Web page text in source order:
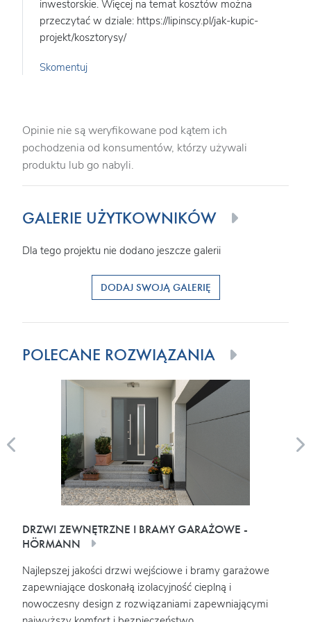
inwestorskie. Więcej na temat kosztów można
przeczytać w dziale: https://lipinscy.pl/jak-kupic-
projekt/kosztorysy/
Skomentuj
Opinie nie są weryfikowane pod kątem ich
pochodzenia od konsumentów, którzy używali
produktu lub go nabyli.
GALERIE UŻYTKOWNIKÓW
Dla tego projektu nie dodano jeszcze galerii
DODAJ SWOJĄ GALERIĘ
POLECANE ROZWIĄZANIA
DRZWI ZEWNĘTRZNE I BRAMY GARAŻOWE -
HÖRMANN
Najlepszej jakości drzwi wejściowe i bramy garażowe
zapewniające doskonałą izolacyjność cieplną i
nowoczesny design z rozwiązaniami zapewniającymi